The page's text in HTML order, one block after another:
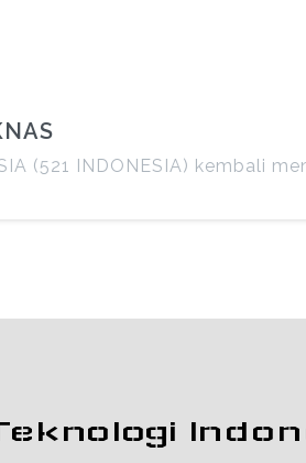
(521 INDONESIA) kembali